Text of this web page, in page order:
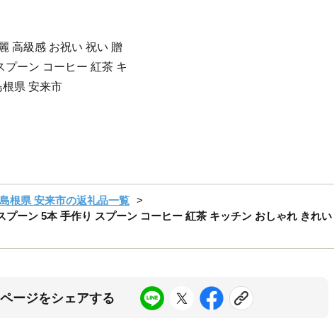
高級感 お祝い 祝い 贈
プーン コーヒー 紅茶 キ
県 安来市
島根県 安来市の返礼品一覧
ーン 5本 手作り スプーン コーヒー 紅茶 キッチン おしゃれ きれ
ージをシェアする